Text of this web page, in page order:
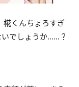
椛くんちょろすぎ
でしょうか……？